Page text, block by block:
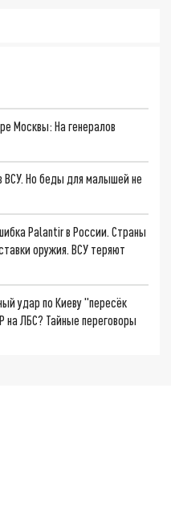
Москвы: На генералов
ВСУ. Но беды для малышей не
Palantir в России. Страны
оружия. ВСУ теряют
удар по Киеву "пересёк
ЛБС? Тайные переговоры